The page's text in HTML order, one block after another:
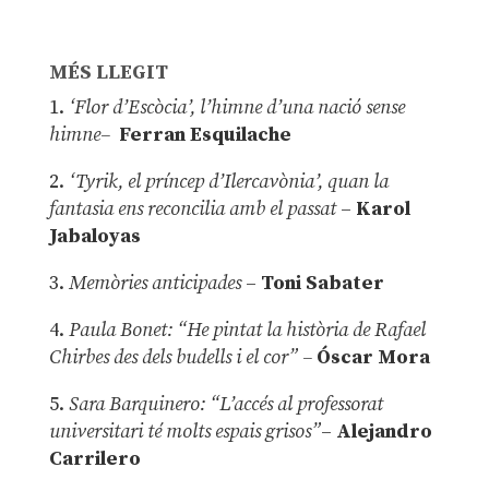
MÉS LLEGIT
1. ‘Flor d’Escòcia’, l’himne d’una nació sense
himne– Ferran Esquilache
2. ‘Tyrik, el príncep d’Ilercavònia’, quan la
fantasia ens reconcilia amb el passat– Karol
Jabaloyas
3. Memòries anticipades– Toni Sabater
4. Paula Bonet: “He pintat la història de Rafael
Chirbes des dels budells i el cor” –Óscar Mora
5. Sara Barquinero: “L’accés al professorat
universitari té molts espais grisos”– Alejandro
Carrilero